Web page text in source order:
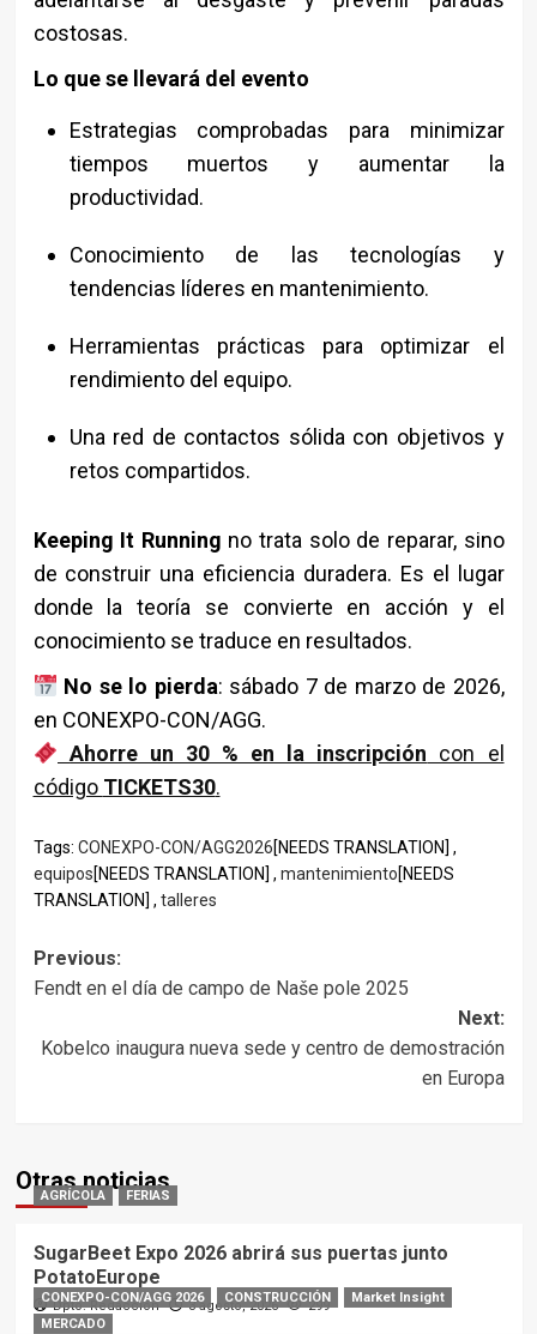
costosas.
Lo que se llevará del evento
Estrategias comprobadas para minimizar
tiempos muertos y aumentar la
productividad.
Conocimiento de las tecnologías y
tendencias líderes en mantenimiento.
Herramientas prácticas para optimizar el
rendimiento del equipo.
Una red de contactos sólida con objetivos y
retos compartidos.
Keeping It Running no trata solo de reparar, sino
de construir una eficiencia duradera. Es el lugar
donde la teoría se convierte en acción y el
conocimiento se traduce en resultados.
No se lo pierda: sábado 7 de marzo de 2026,
en CONEXPO-CON/AGG.
Ahorre un 30 % en la inscripción con el
código TICKETS30.
Tags: CONEXPO-CON/AGG2026[NEEDS TRANSLATION] ,
equipos[NEEDS TRANSLATION] , mantenimiento[NEEDS
TRANSLATION] , talleres
Post
Previous:
Fendt en el día de campo de Naše pole 2025
Next:
Kobelco inaugura nueva sede y centro de demostración
en Europa
Otras noticias
AGRÍCOLA FERIAS
SugarBeet Expo 2026 abrirá sus puertas junto
PotatoEurope
Dpto. Redacción 3 agosto, 2026 299
CONEXPO-CON/AGG 2026 CONSTRUCCIÓN
Market Insight
MERCADO